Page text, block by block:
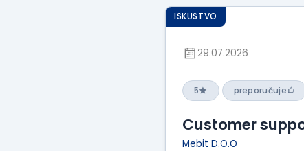
ISKUSTVO
29.07.2026
5 preporučuje
Customer
Mebit D.O.O